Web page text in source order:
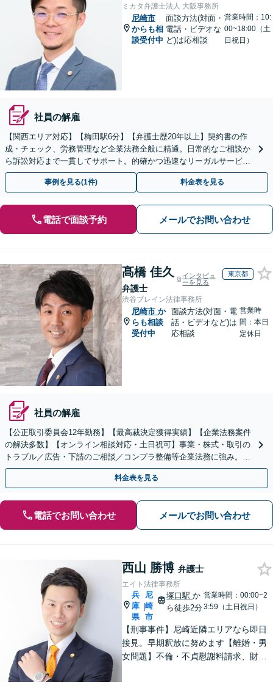
ミカタ弁護士法人 大阪事務所
尼崎市
からも相
談受付中
面談方法(対面・
電話・ビデオな
ど)は応相談
営業時間：10:
00~18:00（土
日祝日）
社員の解雇
【関西エリア対応】【梅田駅6分】【弁護士歴20年以上】契約書の作
成・チェック、労務管理など企業法務全般に精通。日常的なご相談か
ら訴訟対応まで一貫してサポート。的確かつ迅速なリーガルサービス
を提供します。【初回相談可能】【WEB面談可能】
事例を見る(1件) 料金表を見る
電話で面談予約 メールでお問い合わせ
髙橋 佳久
弁護士
インタビュ
ーを見る
東京都
渋谷ブレイン法律事務所
尼崎市 か
らも相談
受付中
面談方法(対面・電
話・ビデオなど)は
応相談
営業時
間：本日
定休日
社員の解雇
【公正取引委員会12年勤務】【最高裁決定獲得実績】【企業法務案件
の解決多数】【オンライン相談対応・土日祝可】事業・株式・取引の
トラブル／広告・下請のご相談／コンプラ整備等企業法務に強み。株
式の相続／誹謗中傷対策／不動産問題まで幅広く対応！
料金表を見る
電話でお問い合わせ メールでお問い合わせ
西山 勝博 弁護士
エイト法律事務所
兵
庫
県
|
尼
崎
市
塚口駅か
ら徒歩2分
営業時間：00:00~2
3:59（土日祝日）
【刑事事件】尼崎近隣エリアなら即日
接見。早期釈放に努めます【離婚・男
女問題】不倫・不貞慰謝料請求、財産